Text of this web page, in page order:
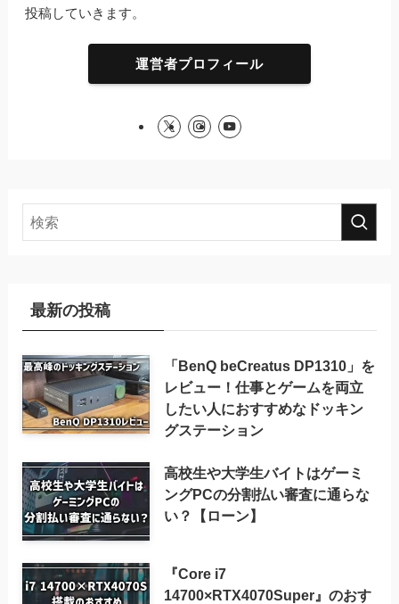
投稿していきます。
運営者プロフィール
最新の投稿
「BenQ beCreatus DP1310」を
レビュー！仕事とゲームを両立
したい人におすすめなドッキン
グステーション
高校生や大学生バイトはゲーミ
ングPCの分割払い審査に通らな
い？【ローン】
『Core i7
14700×RTX4070Super』のおす